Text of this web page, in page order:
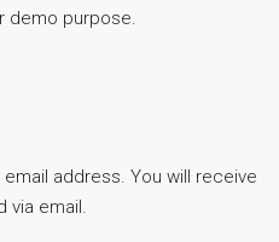
demo purpose.
address. You will receive
via email.